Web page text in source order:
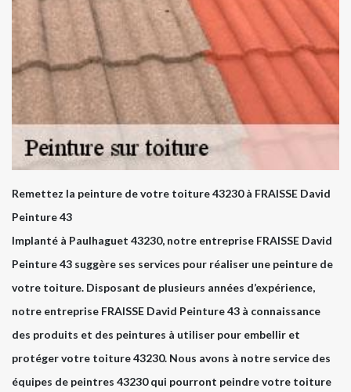
Remettez la peinture de votre toiture 43230 à FRAISSE David
Peinture 43
Implanté à Paulhaguet 43230, notre entreprise FRAISSE David
Peinture 43 suggère ses services pour réaliser une peinture de
votre toiture. Disposant de plusieurs années d’expérience,
notre entreprise FRAISSE David Peinture 43 à connaissance
des produits et des peintures à utiliser pour embellir et
protéger votre toiture 43230. Nous avons à notre service des
équipes de peintres 43230 qui pourront peindre votre toiture